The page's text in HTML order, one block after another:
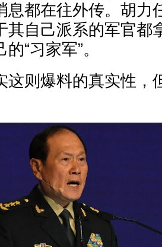
息都在往外传。胡力
其自己派系的军官都
“习家军”。
这则爆料的真实性，